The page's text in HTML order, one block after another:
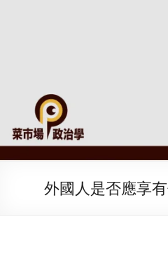
外國人是否應享